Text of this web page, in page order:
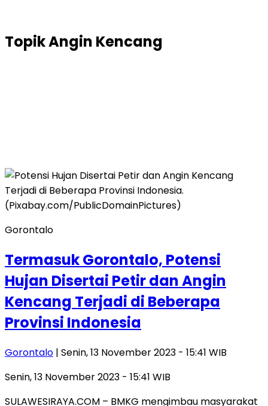
TopikAngin Kencang
Gorontalo
Termasuk Gorontalo, Potensi
Hujan Disertai Petir dan Angin
Kencang Terjadi di Beberapa
Provinsi Indonesia
Gorontalo | Senin, 13 November 2023 - 15:41 WIB
Senin, 13 November 2023 - 15:41 WIB
SULAWESIRAYA.COM – BMKG mengimbau masyarakat